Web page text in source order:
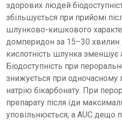
здорових людей
збільшується при прийомі
шлунково-кишкового
домперидон за 15–30 хвилин
кислотність шлунка
Біодоступність при
знижується при одночасному
натрію бікарбонату. При
препарату після їди
уповільнюється, а AUC дещо